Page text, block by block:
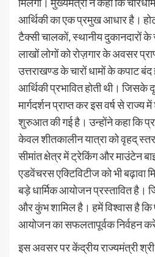
आर्थिकी का एक प्रमुख आधार है।
टैक्सी चालकों, स्थानीय दुकानदारों
लाखों लोगों को रोज़गार के अवसर
उत्तराखण्ड के चारों धामों के कपाट बंद
आर्थिकी प्रभावित होती थी। जिसके
मार्गदर्शन प्राप्त कर इस वर्ष से राज्य
शुरुआत की गई है। उन्होंने कहा कि
केवल शीतकालीन यात्रा को वृहद् स्तर
सीमांत क्षेत्र में ट्रेकिंग और माउंटेन
एडवेंचरस एक्टिविटीज को भी बढ़ावा
बड़े धार्मिक आयोजन प्रस्तावित है।
और कुंभ शामिल है। हमें विश्वास है कि
आयोजन का सफलतापूर्वक निर्वहन
इस अवसर पर केंद्रीय राज्यमंत्री